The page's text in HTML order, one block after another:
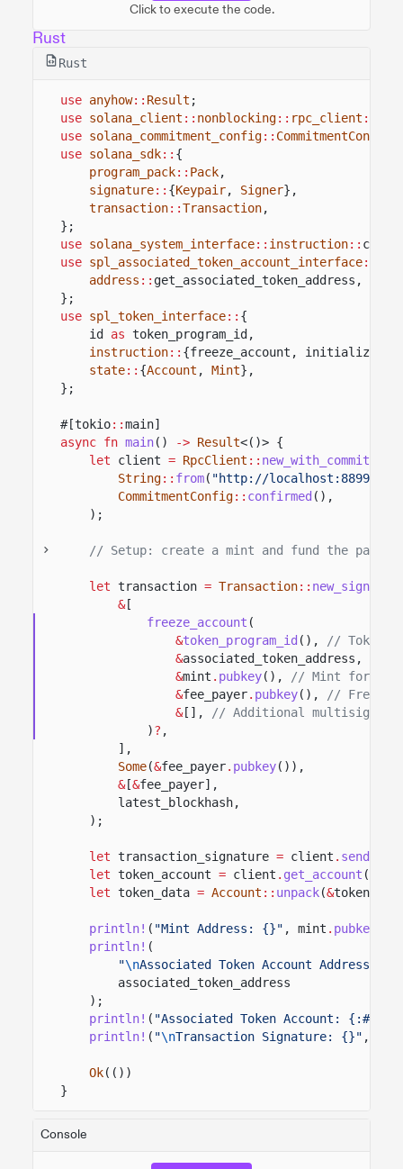
Click to execute the code.
Rust
Rust
use anyhow:: Result ;
use solana_client :: nonblocking:: rpc_client ::
use solana_commitment_config:: CommitmentConfig
use solana_sdk:: {
program_pack:: Pack,
signature:: {Keypair, Signer},
transaction::Transaction,
};
use solana_system_interface:: instruction::
use spl_associated_token_account_interface::
address :: get_associated_token_address,
};
use spl_token_interface:: {
id
as token_program_id,
instruction:: {freeze_account,
state:: {Account , Mint},
};
#[tokio::main]
async fn main() -> Result<()> {
let
client = RpcClient :: new_with_commitment
String:: from( "http://localhost:8899"
CommitmentConfig:: confirmed (),
);
// Setup: create a mint and fund the
let transaction = Transaction::
&[
freeze_account (
&token_program_id (),
// Token
&associated_token_address,
&mint . pubkey(),
// Mint for the
&fee_payer. pubkey(),
// Freeze
&[],
// Additional multisig
)? ,
],
Some(&fee_payer. pubkey()),
&[&fee_payer],
latest_blockhash,
);
let transaction_signature = client .
let token_account = client . get_account (
let token_data = Account :: unpack(&
println! ( "Mint Address: {}" , mint . pubkey
println! (
"\nAssociated Token Account Address:
associated_token_address
);
println! ( "Associated Token Account: {:#?}"
println! ( "\nTransaction Signature: {}" ,
Ok(())
}
Console